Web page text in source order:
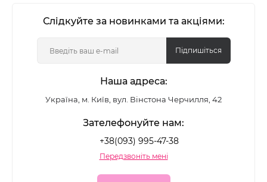
Слідкуйте за новинками та акціями:
Підпишіться
Наша адреса:
Україна, м. Київ, вул. Вінстона Черчилля, 42
Зателефонуйте нам:
+38(093) 995-47-38
Передзвоніть мені